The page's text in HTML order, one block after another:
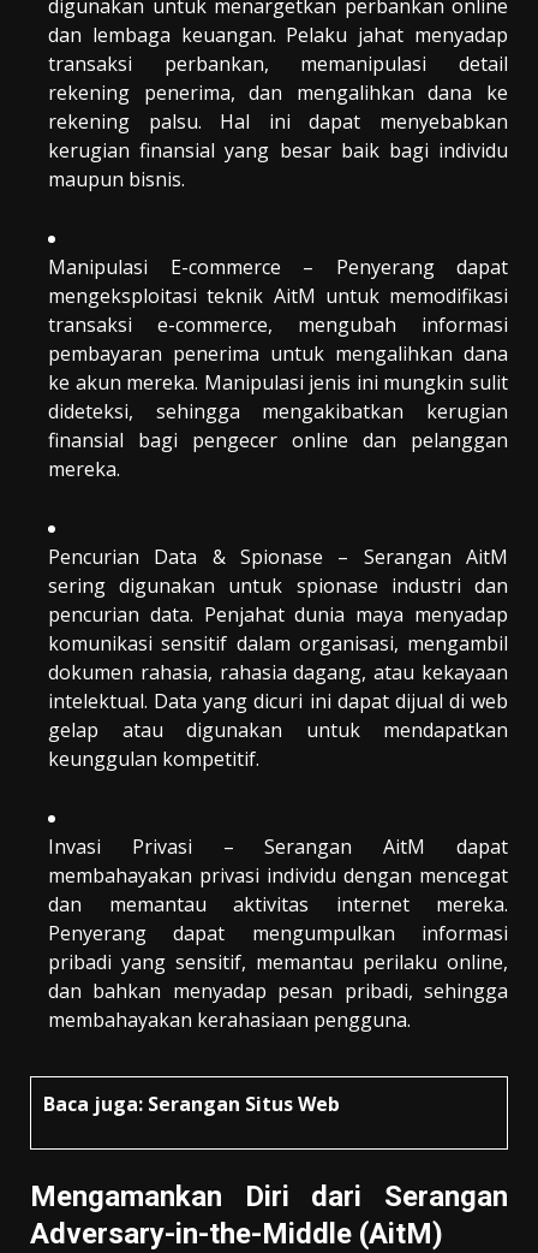
digunakan untuk menargetkan perbankan online
dan lembaga keuangan. Pelaku jahat menyadap
transaksi perbankan, memanipulasi detail
rekening penerima, dan mengalihkan dana ke
rekening palsu. Hal ini dapat menyebabkan
kerugian finansial yang besar baik bagi individu
maupun bisnis.
Manipulasi E-commerce – Penyerang dapat
mengeksploitasi teknik AitM untuk memodifikasi
transaksi e-commerce, mengubah informasi
pembayaran penerima untuk mengalihkan dana
ke akun mereka. Manipulasi jenis ini mungkin sulit
dideteksi, sehingga mengakibatkan kerugian
finansial bagi pengecer online dan pelanggan
mereka.
Pencurian Data & Spionase – Serangan AitM
sering digunakan untuk spionase industri dan
pencurian data. Penjahat dunia maya menyadap
komunikasi sensitif dalam organisasi, mengambil
dokumen rahasia, rahasia dagang, atau kekayaan
intelektual. Data yang dicuri ini dapat dijual di web
gelap atau digunakan untuk mendapatkan
keunggulan kompetitif.
Invasi Privasi – Serangan AitM dapat
membahayakan privasi individu dengan mencegat
dan memantau aktivitas internet mereka.
Penyerang dapat mengumpulkan informasi
pribadi yang sensitif, memantau perilaku online,
dan bahkan menyadap pesan pribadi, sehingga
membahayakan kerahasiaan pengguna.
Baca juga: Serangan Situs Web
Mengamankan Diri dari Serangan
Adversary-in-the-Middle (AitM)